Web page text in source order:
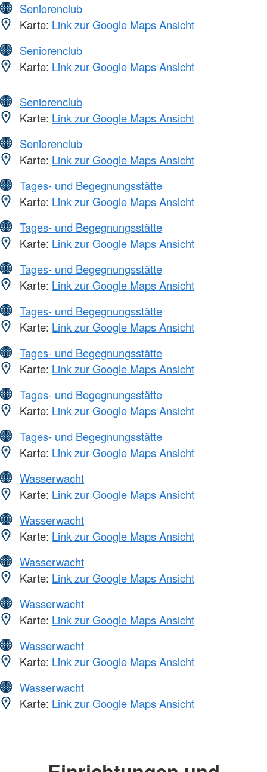
Seniorenclub
Karte: Link zur Google Maps Ansicht
Seniorenclub
Karte: Link zur Google Maps Ansicht
Seniorenclub
Karte: Link zur Google Maps Ansicht
Seniorenclub
Karte: Link zur Google Maps Ansicht
Tages- und Begegnungsstätte
Karte: Link zur Google Maps Ansicht
Tages- und Begegnungsstätte
Karte: Link zur Google Maps Ansicht
Tages- und Begegnungsstätte
Karte: Link zur Google Maps Ansicht
Tages- und Begegnungsstätte
Karte: Link zur Google Maps Ansicht
Tages- und Begegnungsstätte
Karte: Link zur Google Maps Ansicht
Tages- und Begegnungsstätte
Karte: Link zur Google Maps Ansicht
Tages- und Begegnungsstätte
Karte: Link zur Google Maps Ansicht
Wasserwacht
Karte: Link zur Google Maps Ansicht
Wasserwacht
Karte: Link zur Google Maps Ansicht
Wasserwacht
Karte: Link zur Google Maps Ansicht
Wasserwacht
Karte: Link zur Google Maps Ansicht
Wasserwacht
Karte: Link zur Google Maps Ansicht
Wasserwacht
Karte: Link zur Google Maps Ansicht